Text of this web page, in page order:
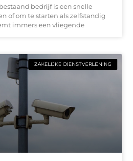
bedrijf is een snelle
of om te starten als zelfstandig
immers een vliegende
ZAKELIJKE DIENSTVERLENING